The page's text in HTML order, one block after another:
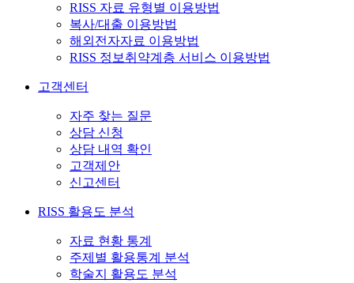
RISS 자료 유형별 이용방법
복사/대출 이용방법
해외전자자료 이용방법
RISS 정보취약계층 서비스 이용방법
고객센터
자주 찾는 질문
상담 신청
상담 내역 확인
고객제안
신고센터
RISS 활용도 분석
자료 현황 통계
주제별 활용통계 분석
학술지 활용도 분석